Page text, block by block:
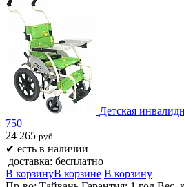
Детская
750
24 265 руб.
✔ есть в наличии
доставка: бесплатно
В корзинуВ корзине В корзину